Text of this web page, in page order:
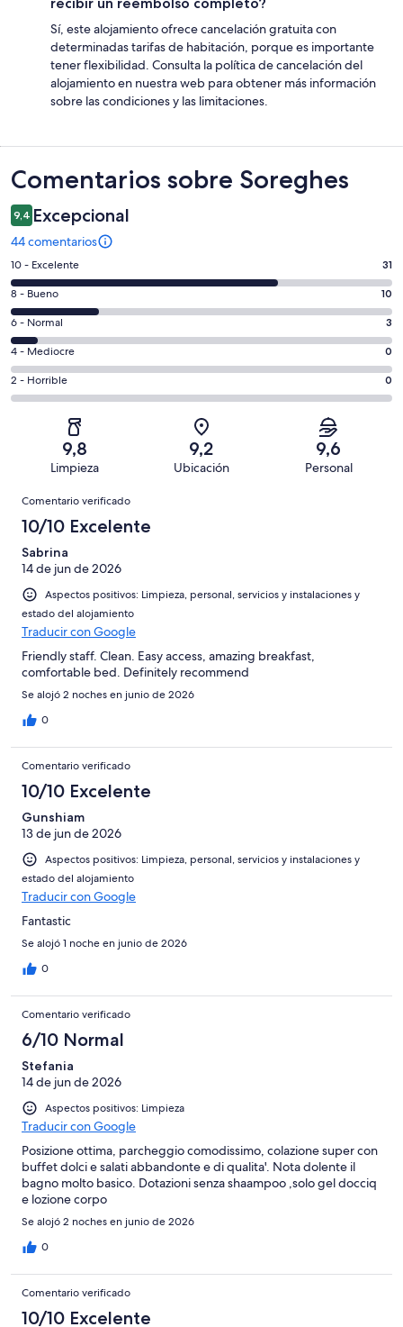
Sí, este alojamiento ofrece cancelación gratuita con
determinadas tarifas de habitación, porque es importante
tener flexibilidad. Consulta la política de cancelación del
alojamiento en nuestra web para obtener más información
sobre las condiciones y las limitaciones.
Comentarios
Comentarios sobre Soreghes
9,4 Excepcional
44 comentarios
31
comentarios
de
un
total
de
44
con
puntuación
10 - Excelente 31
10
comentarios
de
un
total
de
puntuación
8 - Bueno 10
3
comentarios
de
un
total
puntuación
Normal
6 - Normal 3
0
comentarios
de
una
puntuación
Mediocre
4 - Mediocre 0
0
comentarios
44
una
puntuación
de
Horrible
2 - Horrible 0
9,8
Limpieza
9,2
Ubicación
9,6
Personal
Comentarios
Comentario verificado
10/10 Excelente
Sabrina
14 de jun de 2026
Aspectos positivos: Limpieza, personal, servicios y instalaciones y
estado del alojamiento
Traducir con Google
Friendly staff. Clean. Easy access, amazing breakfast,
comfortable bed. Definitely recommend
Se alojó 2 noches en junio de 2026
0
Comentario verificado
10/10 Excelente
Gunshiam
13 de jun de 2026
Aspectos positivos: Limpieza, personal, servicios y instalaciones y
estado del alojamiento
Traducir con Google
Fantastic
Se alojó 1 noche en junio de 2026
0
Comentario verificado
6/10 Normal
Stefania
14 de jun de 2026
Aspectos positivos: Limpieza
Traducir con Google
Posizione ottima, parcheggio comodissimo, colazione super con
buffet dolci e salati abbandonte e di qualita'. Nota dolente il
bagno molto basico. Dotazioni senza shaampoo ,solo gel docciq
e lozione corpo
Se alojó 2 noches en junio de 2026
0
Comentario verificado
10/10 Excelente